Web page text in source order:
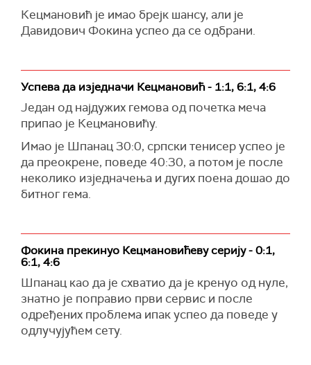
Кецмановић је имао брејк шансу, али је
Давидович Фокина успео да се одбрани.
Успева да изједначи Кецмановић - 1:1, 6:1, 4:6
Један од најдужих гемова од почетка меча
припао је Кецмановићу.
Имао је Шпанац 30:0, српски тенисер успео је
да преокрене, поведе 40:30, а потом је после
неколико изједначења и дугих поена дошао до
битног гема.
Фокина прекинуо Кецмановићеву серију - 0:1,
6:1, 4:6
Шпанац као да је схватио да је кренуо од нуле,
знатно је поправио први сервис и после
одређених проблема ипак успео да поведе у
одлучујућем сету.